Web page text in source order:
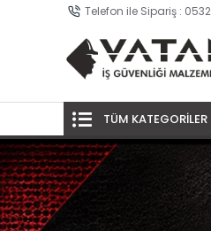
Telefon ile Sipariş :
TÜM KATEGORİLER